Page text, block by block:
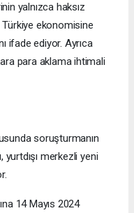
yalnızca haksız
Türkiye ekonomisine
ifade ediyor. Ayrıca
para aklama ihtimali
soruşturmanın
yurtdışı merkezli yeni
14 Mayıs 2024